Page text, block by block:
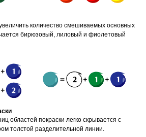
количество смешиваемых основных
бирюзовый, лиловый и фиолетовый
областей покраски легко скрывается с
толстой разделительной линии.